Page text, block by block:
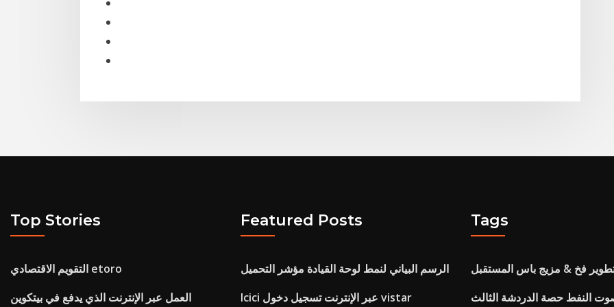
Top Stories
التقويم الاقتصادي etoro
العمل عبر الإنترنت الذي يدفع في بيتكوين
Featured Posts
الرسم البياني لنمط لوحة القيادة مؤشر التحميل
Icici عبر الإنترنت تسجيل دخول vistar
Tags
فخ & مزيج باس المستقبل
النفط حصة الدردشة الثالث